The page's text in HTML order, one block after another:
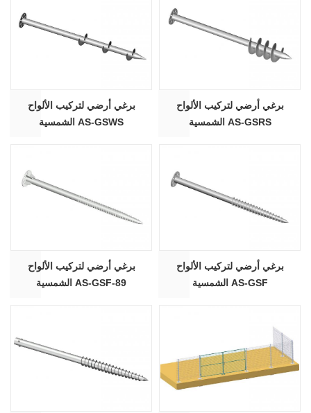
برغي أرضي لتركيب الألواح
الشمسية AS-GSWS
برغي أرضي لتركيب الألواح
الشمسية AS-GSRS
برغي أرضي لتركيب الألواح
الشمسية AS-GSF-89
برغي أرضي لتركيب الألواح
الشمسية AS-GSF